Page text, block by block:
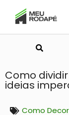
Como
ideias
Como